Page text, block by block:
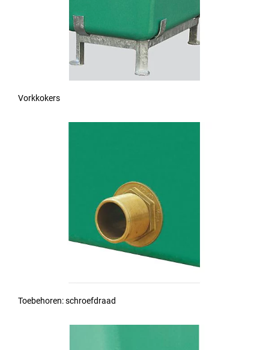
Vorkkokers
Toebehoren: schroefdraad